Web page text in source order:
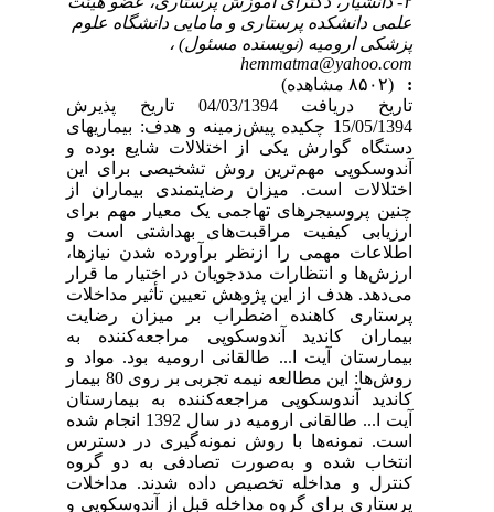
علمی دانشکده پرستاری و مامایی دانشگاه علوم
پزشکی ارومیه (نویسنده مسئول) ،
hemmatma@yahoo.com
تاریخ دریافت 04/03/1394 تاریخ پذیرش
15/05/1394 چکیده پیش‌زمینه و هدف: بیماری‎های
دستگاه گوارش یکی از اختلالات شایع بوده و
آندوسکوپی مهم‌ترین روش تشخیصی برای این
اختلالات است. میزان رضایتمندی بیماران از
چنین پروسیجرهای تهاجمی یک معیار مهم برای
ارزیابی کیفیت مراقبت‌های بهداشتی است و
اطلاعات مهمی را ازنظر برآورده شدن نیازها،
ارزش‌ها و انتظارات مددجویان در اختیار ما قرار
می‌دهد. هدف از این پژوهش تعیین تأثیر مداخلات
پرستاری کاهنده اضطراب بر میزان رضایت
بیماران کاندید آندوسکوپی مراجعه‌کننده به
بیمارستان آیت ا... طالقانی ارومیه بود. مواد و
روش‌ها: این مطالعه نیمه تجربی بر روی 80 بیمار
کاندید آندوسکوپی مراجعه‌کننده به بیمارستان
آیت ا... طالقانی ارومیه در سال 1392 انجام شده
است. نمونه‌ها با روش نمونه‌گیری در دسترس
انتخاب شده و به‌صورت تصادفی به دو گروه
کنترل و مداخله تخصیص داده شدند. مداخلات
پرستاری برای گروه مداخله قبل از آندوسکوپی و